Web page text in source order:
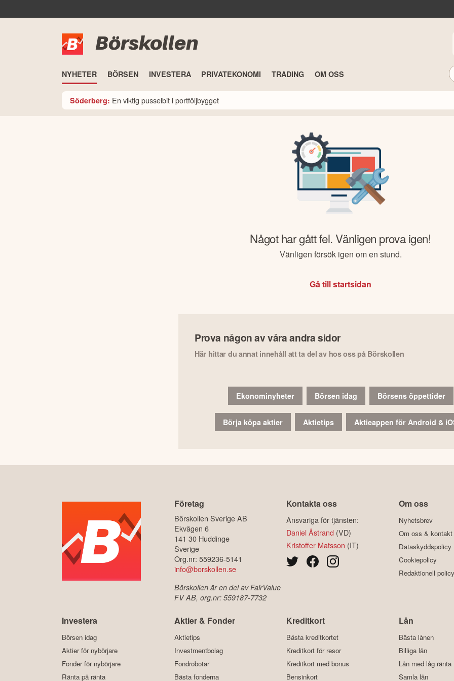
Börskollen
NYHETER BÖRSEN INVESTERA PRIVATEKONOMI TRADING OM OSS
Söderberg: En viktig pusselbit i portföljbygget
Något har gått fel. Vänligen prova igen!
Vänligen försök igen om en stund.
Gå till startsidan
Prova någon av våra andra sidor
Här hittar du annat innehåll att ta del av hos oss på Börskollen
Ekonominyheter Börsen idag Börsens öppettider
Börja köpa aktier Aktietips Aktieappen för Android &
Företag
Börskollen Sverige AB
Ekvägen 6
141 30 Huddinge
Sverige
Org.nr: 559236-5141
info@borskollen.se
Börskollen är en del av FairValue
FV AB, org.nr: 559187-7732
Kontakta oss
Ansvariga för tjänsten:
Daniel Åstrand (VD)
Kristoffer Matsson (IT)
Om oss
Nyhetsbrev
Om oss & kontakt
Dataskyddspolicy
Cookiepolicy
Redaktionell policy
Investera
Börsen idag
Aktier för nybörjare
Fonder för nybörjare
Ränta på ränta
Aktier & Fonder
Aktietips
Investmentbolag
Fondrobotar
Bästa fonderna
Kreditkort
Bästa kreditkortet
Kreditkort för resor
Kreditkort med bonus
Bensinkort
Lån
Bästa lånen
Billiga lån
Lån med låg ränta
Samla lån